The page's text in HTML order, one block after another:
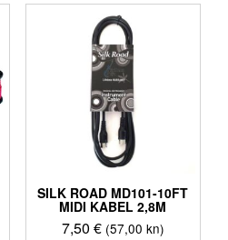
SILK ROAD MD101-10FT
MIDI KABEL 2,8M
7,50 € (57,00 kn)